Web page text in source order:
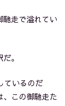
馳走で溢れてい
。
ているのだ
、この御馳走た